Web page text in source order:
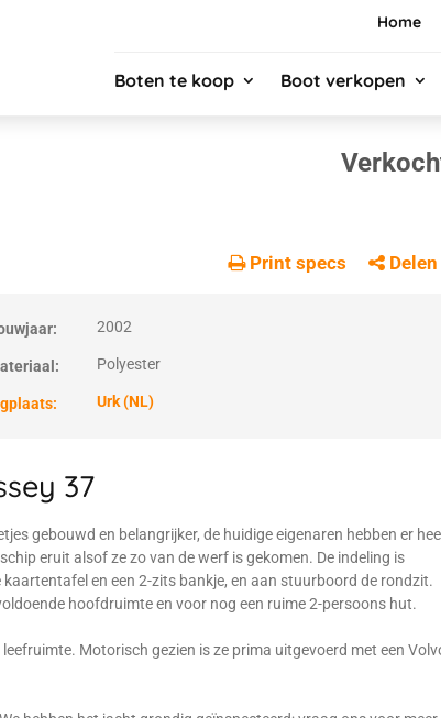
Home
Boten te koop Boot verkopen
Print specs Delen
2002
Polyester
Urk (NL)
37
gebouwd en belangrijker, de huidige eigenaren hebben er heel
eruit alsof ze zo van de werf is gekomen. De indeling is
en een 2-zits bankje, en aan stuurboord de rondzit.
hoofdruimte en voor nog een ruime 2-persoons hut.
Motorisch gezien is ze prima uitgevoerd met een